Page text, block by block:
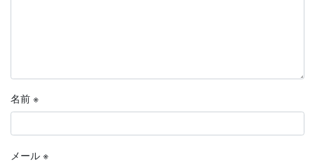
名前 ※
メール ※